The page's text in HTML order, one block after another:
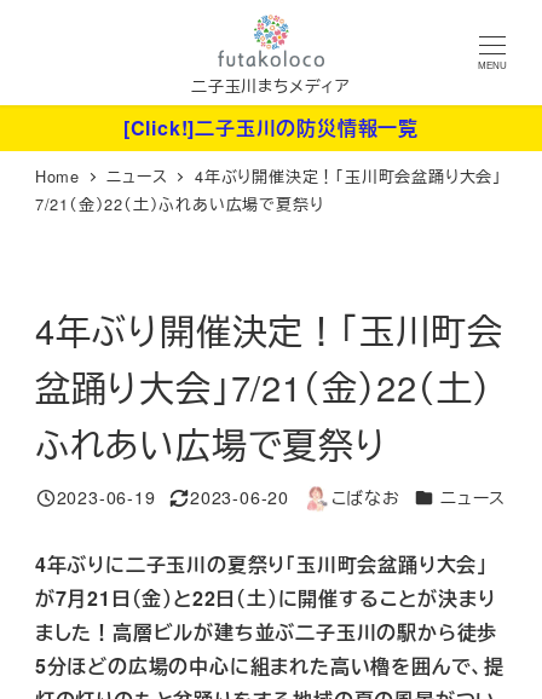
ン
二子玉川まちメディア
MENU
[Click!]二子玉川の防災情報一覧
Home ニュース
4年ぶり開催決定！「玉川町会盆踊り大会」
7/21（金）22（土）ふれあい広場で夏祭り
4年ぶり開催決定！「玉川町会
盆踊り大会」7/21（金）22（土）
ふれあい広場で夏祭り
投稿日
2023-06-19
更新日
2023-06-20
著
こばなお カテゴリー
ニュース
4年ぶりに二子玉川の夏祭り「玉川町会盆踊り大会」
が7月21日（金）と22日（土）に開催することが決まり
ました！高層ビルが建ち並ぶ二子玉川の駅から徒歩
5分ほどの広場の中心に組まれた高い櫓を囲んで、提